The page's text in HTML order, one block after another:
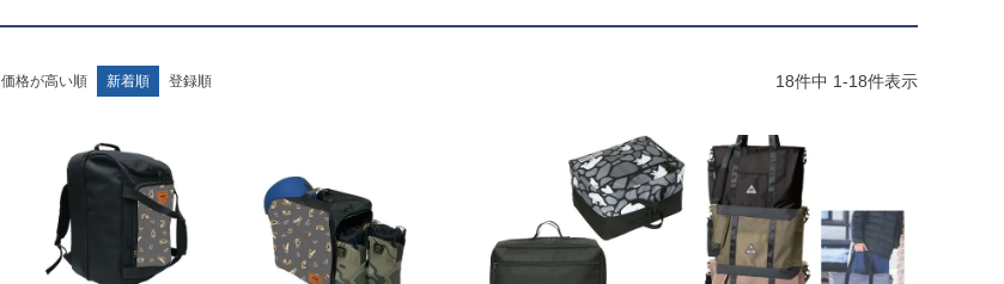
価格が高い順 新着順 登録順 18件中 1-18件表示